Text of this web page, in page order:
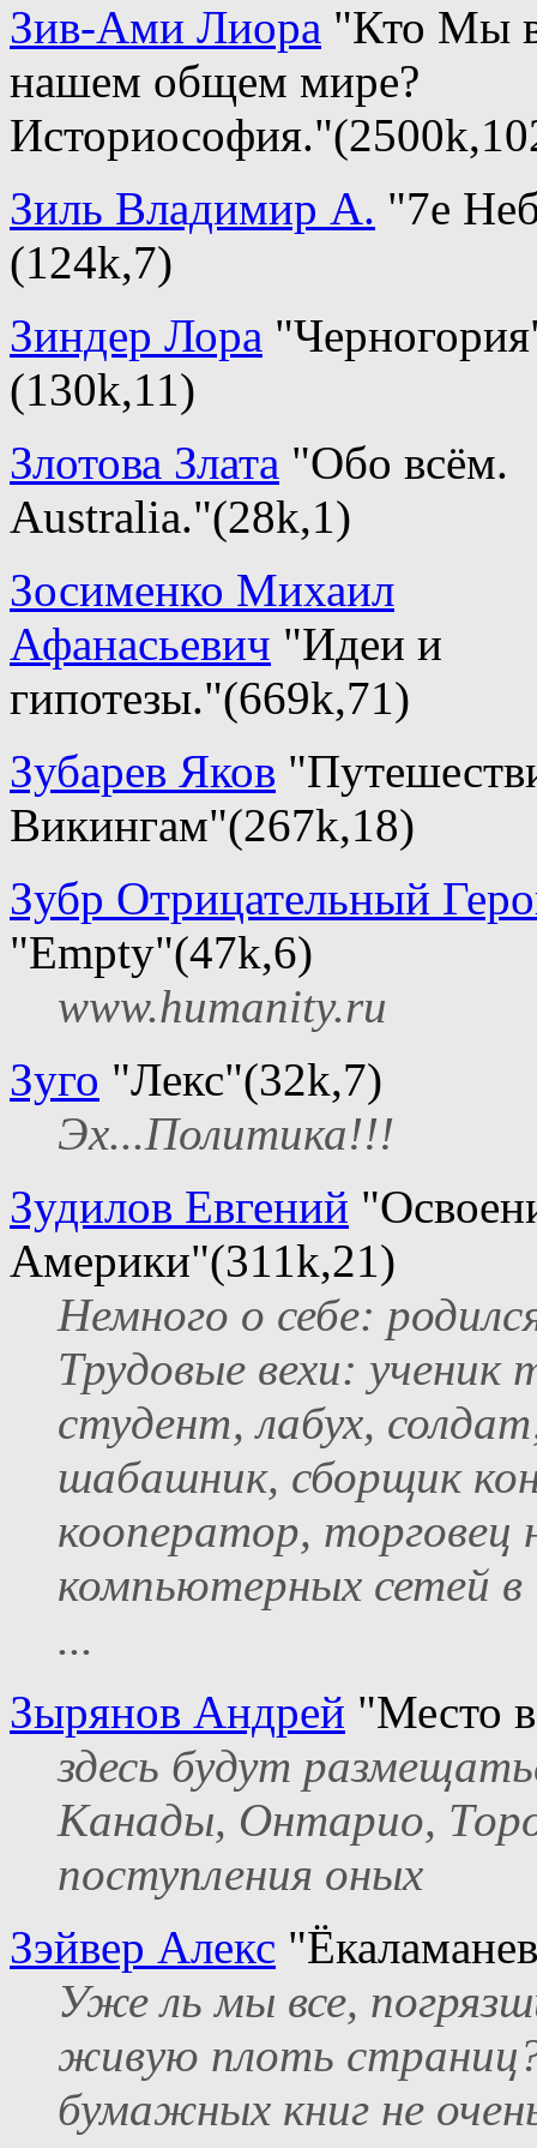
Зив-Ами Лиора "Кто Мы
нашем общем мире?
Зиль Владимир А. "7е
(124k,7)
Зиндер Лора
(130k,11)
Злотова Злата "Обо всём.
Australia."(28k,1)
Зосименко Михаил
Афанасьевич "Идеи и
гипотезы."(669k,71)
Зубарев Яков
Викингам"(267k,18)
Зубр Отрицательный
"Empty"(47k,6)
www.humanity.ru
Зуго "Лекс"(32k,7)
Эх...Политика!!!
Зудилов Евгений
Америки"(311k,21)
Немного о себе:
Трудовые вехи:
студент, лабух,
шабашник, сборщик
кооператор,
компьютерных сетей
...
Зырянов Андрей "Место
здесь будут
Канады, Онтарио,
поступления оных
Зэйвер Алекс
Уже ль мы все,
живую плоть
бумажных книг не